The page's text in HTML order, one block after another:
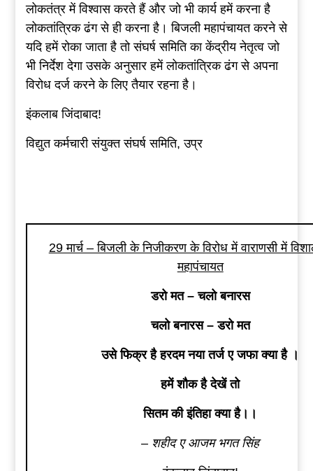
लोकतंत्र में विश्वास करते हैं और जो भी कार्य हमें करना है
लोकतांत्रिक ढंग से ही करना है। बिजली महापंचायत करने से
यदि हमें रोका जाता है तो संघर्ष समिति का केंद्रीय नेतृत्व जो
भी निर्देश देगा उसके अनुसार हमें लोकतांत्रिक ढंग से अपना
विरोध दर्ज करने के लिए तैयार रहना है।
इंकलाब जिंदाबाद!
विद्युत कर्मचारी संयुक्त संघर्ष समिति, उप्र
29 मार्च – बिजली के निजीकरण के विरोध में वाराणसी में
महापंचायत
डरो मत – चलो बनारस
चलो बनारस – डरो मत
उसे फिक्र है हरदम नया तर्ज ए जफा क्या है ।
हमें शौक है देखें तो
सितम की इंतिहा क्या है।।
– शहीद ए आजम भगत सिंह